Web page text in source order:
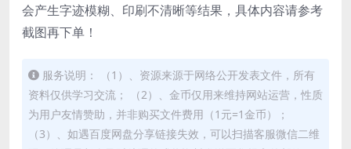
会产生字迹模糊、印刷不清晰等结果，具体内容请参考
截图再下单！
服务说明： （1）、资源来源于网络公开发表文件，所有
资料仅供学习交流； （2）、金币仅用来维持网站运营，性质
为用户友情赞助，并非购买文件费用（1元=1金币）；
（3）、如遇百度网盘分享链接失效，可以扫描客服微信二维